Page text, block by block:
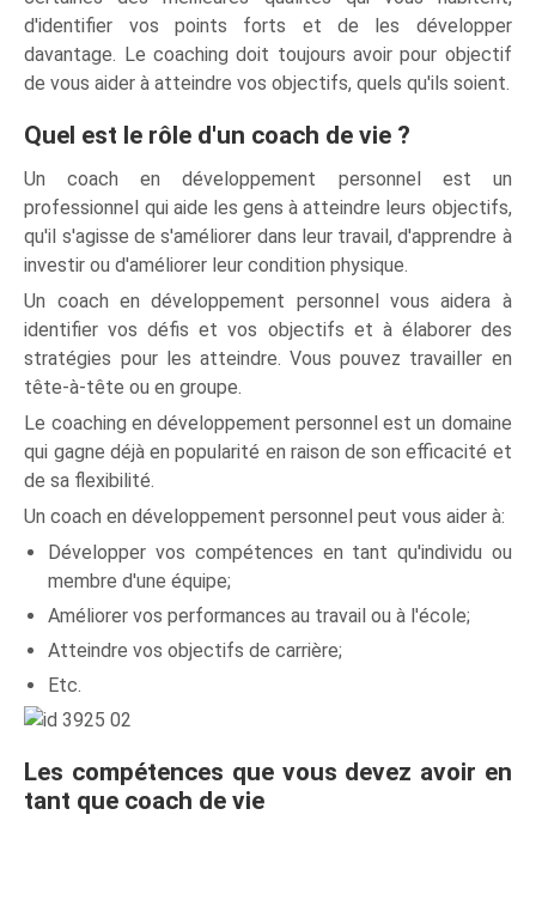
d'identifier vos points forts et de les développer
davantage. Le coaching doit toujours avoir pour objectif
de vous aider à atteindre vos objectifs, quels qu'ils soient.
Quel est le rôle d'un coach de vie ?
Un coach en développement personnel est un
professionnel qui aide les gens à atteindre leurs objectifs,
qu'il s'agisse de s'améliorer dans leur travail, d'apprendre à
investir ou d'améliorer leur condition physique.
Un coach en développement personnel vous aidera à
identifier vos défis et vos objectifs et à élaborer des
stratégies pour les atteindre. Vous pouvez travailler en
tête-à-tête ou en groupe.
Le coaching en développement personnel est un domaine
qui gagne déjà en popularité en raison de son efficacité et
de sa flexibilité.
Un coach en développement personnel peut vous aider à:
Développer vos compétences en tant qu'individu ou
membre d'une équipe;
Améliorer vos performances au travail ou à l'école;
Atteindre vos objectifs de carrière;
Etc.
Les compétences que vous devez avoir en
tant que coach de vie